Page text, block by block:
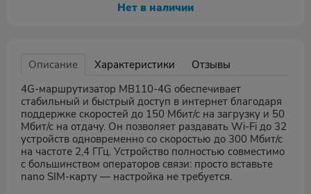
Нет в наличии
Описание Характеристики
Отзывы
4G-маршрутизатор MB110-4G обеспечивает
стабильный и быстрый доступ в интернет благодаря
поддержке скоростей до 150 Мбит/с на загрузку и 50
Мбит/с на отдачу. Он позволяет раздавать Wi-Fi до 32
устройств одновременно со скоростью до 300 Мбит/с
на частоте 2,4 ГГц. Устройство полностью совместимо
с большинством операторов связи: просто вставьте
nano SIM-карту — настройка не требуется.